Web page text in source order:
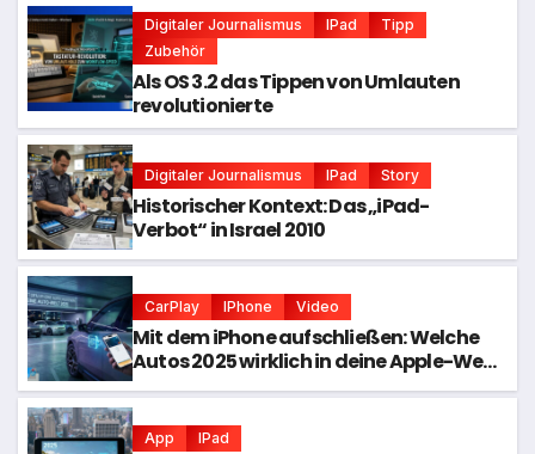
Digitaler Journalismus IPad
Tipp
Zubehör
Als OS 3.2 das Tippen von Umlauten
revolutionierte
Digitaler Journalismus IPad Story
Historischer Kontext: Das „iPad-
Verbot“ in Israel 2010
CarPlay IPhone Video
Mit dem iPhone aufschließen: Welche
Autos 2025 wirklich in deine Apple-Welt
passen
App IPad